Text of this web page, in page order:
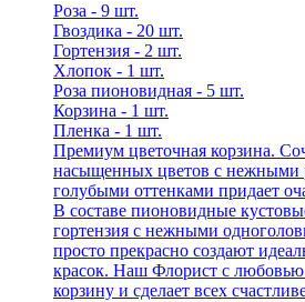
Роза - 9 шт.
Гвоздика - 20 шт.
Гортензия - 2 шт.
Хлопок - 1 шт.
Роза пионовидная - 5 шт.
Корзина - 1 шт.
Пленка - 1 шт.
Премиум цветочная корзина.
насыщенных цветов с нежными
голубыми оттенками придает
В составе пионовидные
гортензия с нежными
просто прекрасно создают
красок. Наш Флорист с любовью
корзину и сделает всех